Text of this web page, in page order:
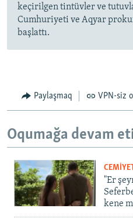
keçirilgen tintüvler ve
Cumhuriyeti ve Aqyar
başlattı.
Paylaşmaq VPN-siz
Oqumağa devam
"Er
kene